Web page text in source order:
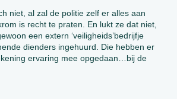
niet, al zal de politie zelf er alles aan
is recht te praten. En lukt ze dat niet,
een extern ‘veiligheids’bedrijfje
dienders ingehuurd. Die hebben er
ervaring mee opgedaan…bij de